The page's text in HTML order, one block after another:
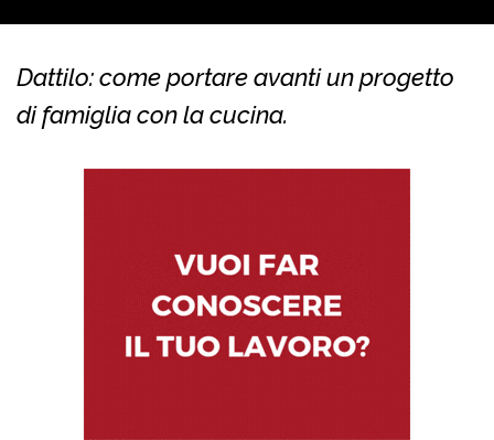
Dattilo: come portare avanti un progetto
di famiglia con la cucina.